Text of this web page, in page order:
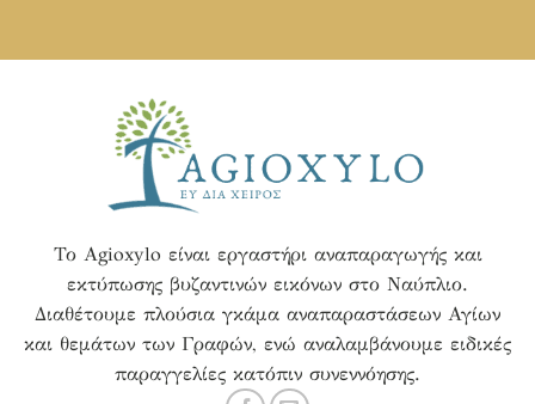
Το Agioxylo είναι εργαστήρι αναπαραγωγής και
εκτύπωσης βυζαντινών εικόνων στο Ναύπλιο.
Διαθέτουμε πλούσια γκάμα αναπαραστάσεων Αγίων
και θεμάτων των Γραφών, ενώ αναλαμβάνουμε ειδικές
παραγγελίες κατόπιν συνεννόησης.